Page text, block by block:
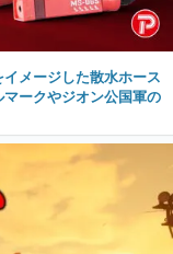
メージした散水ホース
ークやジオン公国軍の